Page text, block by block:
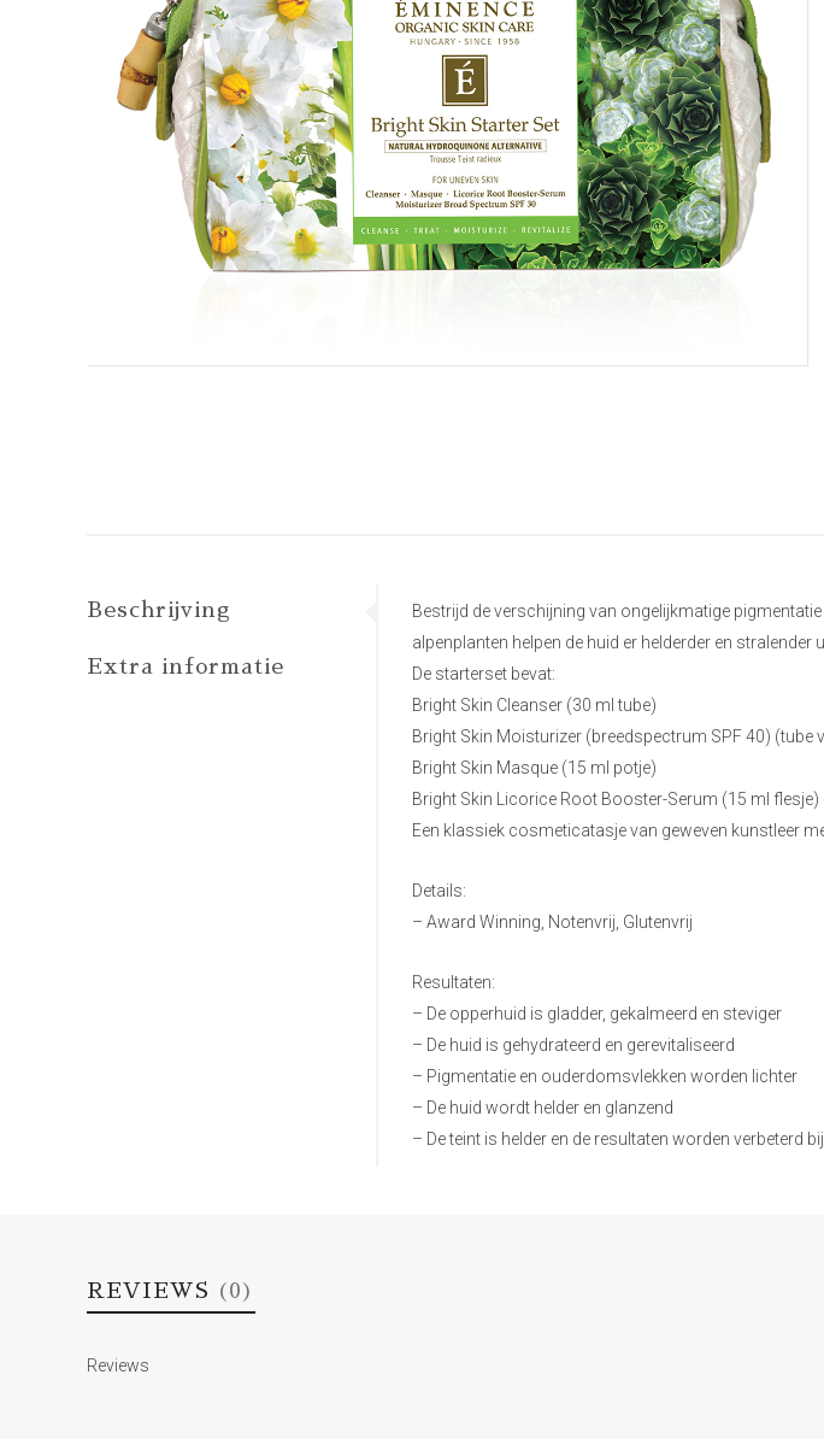
Beschrijving
Extra informatie
Bestrijd de verschijning van ongelijkmatige
alpenplanten helpen de huid er helderder en stralender
De starterset bevat:
Bright Skin Cleanser (30 ml tube)
Bright Skin Moisturizer (breedspectrum SPF 40) (tube
Bright Skin Masque (15 ml potje)
Bright Skin Licorice Root Booster-Serum (15 ml flesje)
Een klassiek cosmeticatasje van geweven kunstleer
Details:
– Award Winning, Notenvrij, Glutenvrij
Resultaten:
– De opperhuid is gladder, gekalmeerd en steviger
– De huid is gehydrateerd en gerevitaliseerd
– Pigmentatie en ouderdomsvlekken worden lichter
– De huid wordt helder en glanzend
– De teint is helder en de resultaten worden verbeterd
REVIEWS (0)
Reviews